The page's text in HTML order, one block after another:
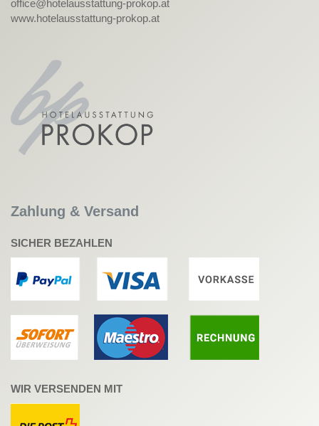
office@hotelausstattung-prokop.at
www.hotelausstattung-prokop.at
Zahlung & Versand
SICHER BEZAHLEN
WIR VERSENDEN MIT